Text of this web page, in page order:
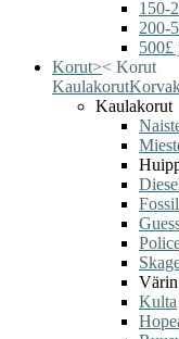
150-
200-
500£
Korut>< Korut
Kaulakorut
Kaulakorut
Fossil
Värin
Kulta